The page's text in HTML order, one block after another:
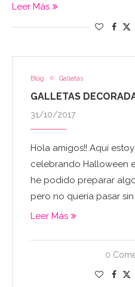
Leer Más
Blog Galletas
GALLETAS
31/10/2017
Hola amigos!! Aquí
celebrando Halloween
he podido preparar
pero no quería pasar
Leer Más
0